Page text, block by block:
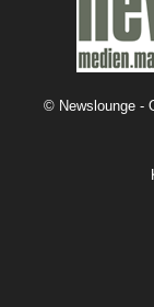
© Newslounge -